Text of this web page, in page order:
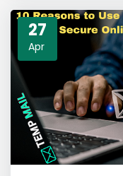
27
Apr